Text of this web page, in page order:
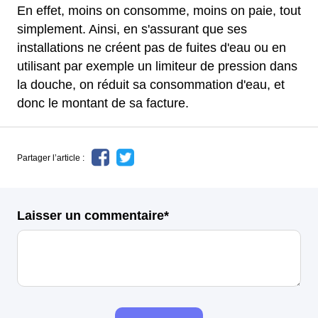
En effet, moins on consomme, moins on paie, tout
simplement. Ainsi, en s'assurant que ses
installations ne créent pas de fuites d'eau ou en
utilisant par exemple un limiteur de pression dans
la douche, on réduit sa consommation d'eau, et
donc le montant de sa facture.
Partager l’article :
Laisser un commentaire*